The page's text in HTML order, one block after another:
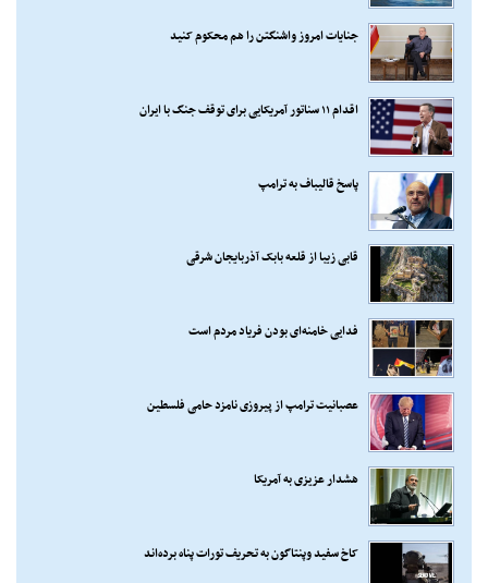
جنایات امروز واشنگتن را هم محکوم کنید
اقدام ۱۱ سناتور آمریکایی برای توقف جنگ با ایران
پاسخ قالیباف به ترامپ
قابی زیبا از قلعه بابک آذربایجان شرقی
فدایی خامنه‌ای بودن فریاد مردم است
عصبانیت ترامپ از پیروزی نامزد حامی فلسطین
هشدار عزیزی به آمریکا
کاخ سفید وپنتاگون به تحریف تورات پناه برده‌اند